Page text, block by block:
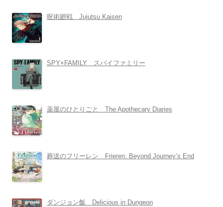
呪術廻戦 Jujutsu Kaisen
SPY×FAMILY スパイファミリー
薬屋のひとりごと The Apothecary Diaries
葬送のフリーレン Frieren: Beyond Journey’s End
ダンジョン飯 Delicious in Dungeon